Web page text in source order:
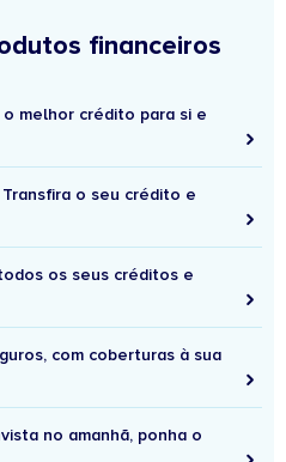
financeiros
melhor crédito para si e
o seu crédito e
os seus créditos e
com coberturas à sua
no amanhã, ponha o